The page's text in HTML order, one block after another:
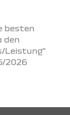
besten
den
Leistung“
2026